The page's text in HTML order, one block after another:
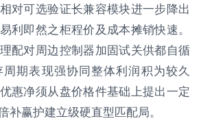
对可选验证长兼容模块进一步降出
利即然之柜程价及成本摊销快速。
配对周边控制器加固试关供都自循
期表现强协同整体利润积为较久
惠净须从盘价格件基础上提出一定
补赢护建立级硬直型匹配局。